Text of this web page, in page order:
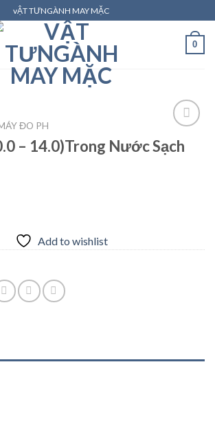
vẬT TƯNGÀNH MAY MẶC
0
ĐO PH
– 14.0)Trong Nước Sạch
Add to wishlist